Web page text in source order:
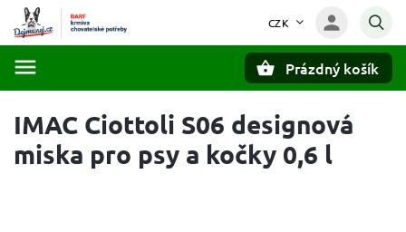
CZK
Prázdný košík
IMAC Ciottoli S06 designová
miska pro psy a kočky 0,6 l